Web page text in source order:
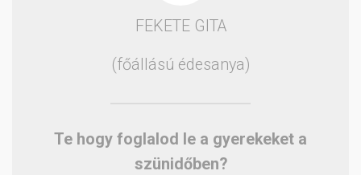
FEKETE GITA
(főállású édesanya)
Te hogy foglalod le a gyerekeket a
szünidőben?